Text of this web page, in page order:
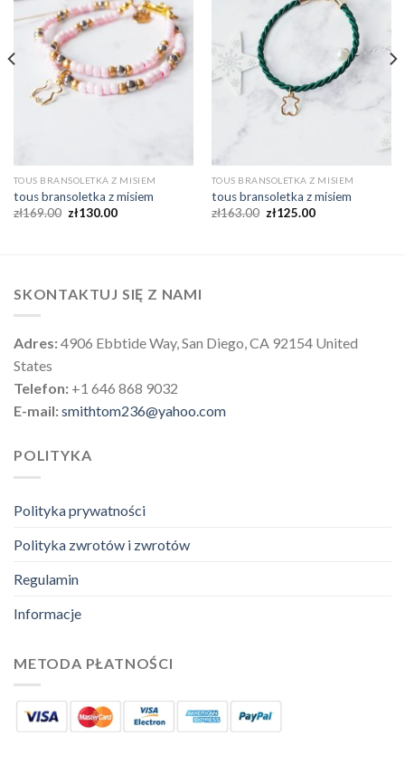
TOUS BRANSOLETKA Z MISIEM
tous bransoletka z misiem
zł169.00 zł130.00
TOUS BRANSOLETKA Z MISIEM
tous bransoletka z misiem
zł163.00 zł125.00
SKONTAKTUJ SIĘ Z NAMI
Adres:4906 Ebbtide Way, San Diego, CA 92154 United
States
Telefon: +1 646 868 9032
E-mail:smithtom236@yahoo.com
POLITYKA
Polityka prywatności
Polityka zwrotów i zwrotów
Regulamin
Informacje
METODA PŁATNOŚCI